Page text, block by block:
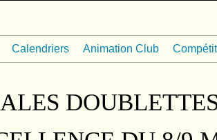
Calendriers Animation Club